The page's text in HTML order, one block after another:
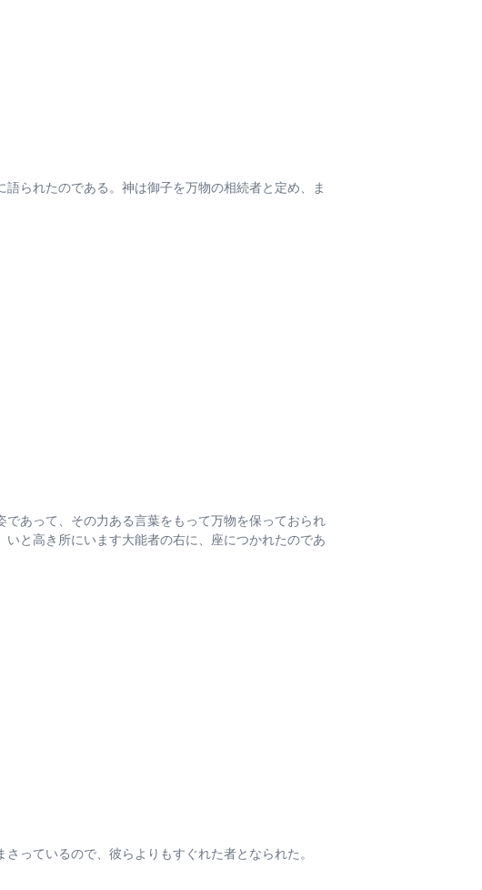
られたのである。神は御子を万物の相続者と定め、ま
あって、その力ある言葉をもって万物を保っておられ
と高き所にいます大能者の右に、座につかれたのであ
っているので、彼らよりもすぐれた者となられた。